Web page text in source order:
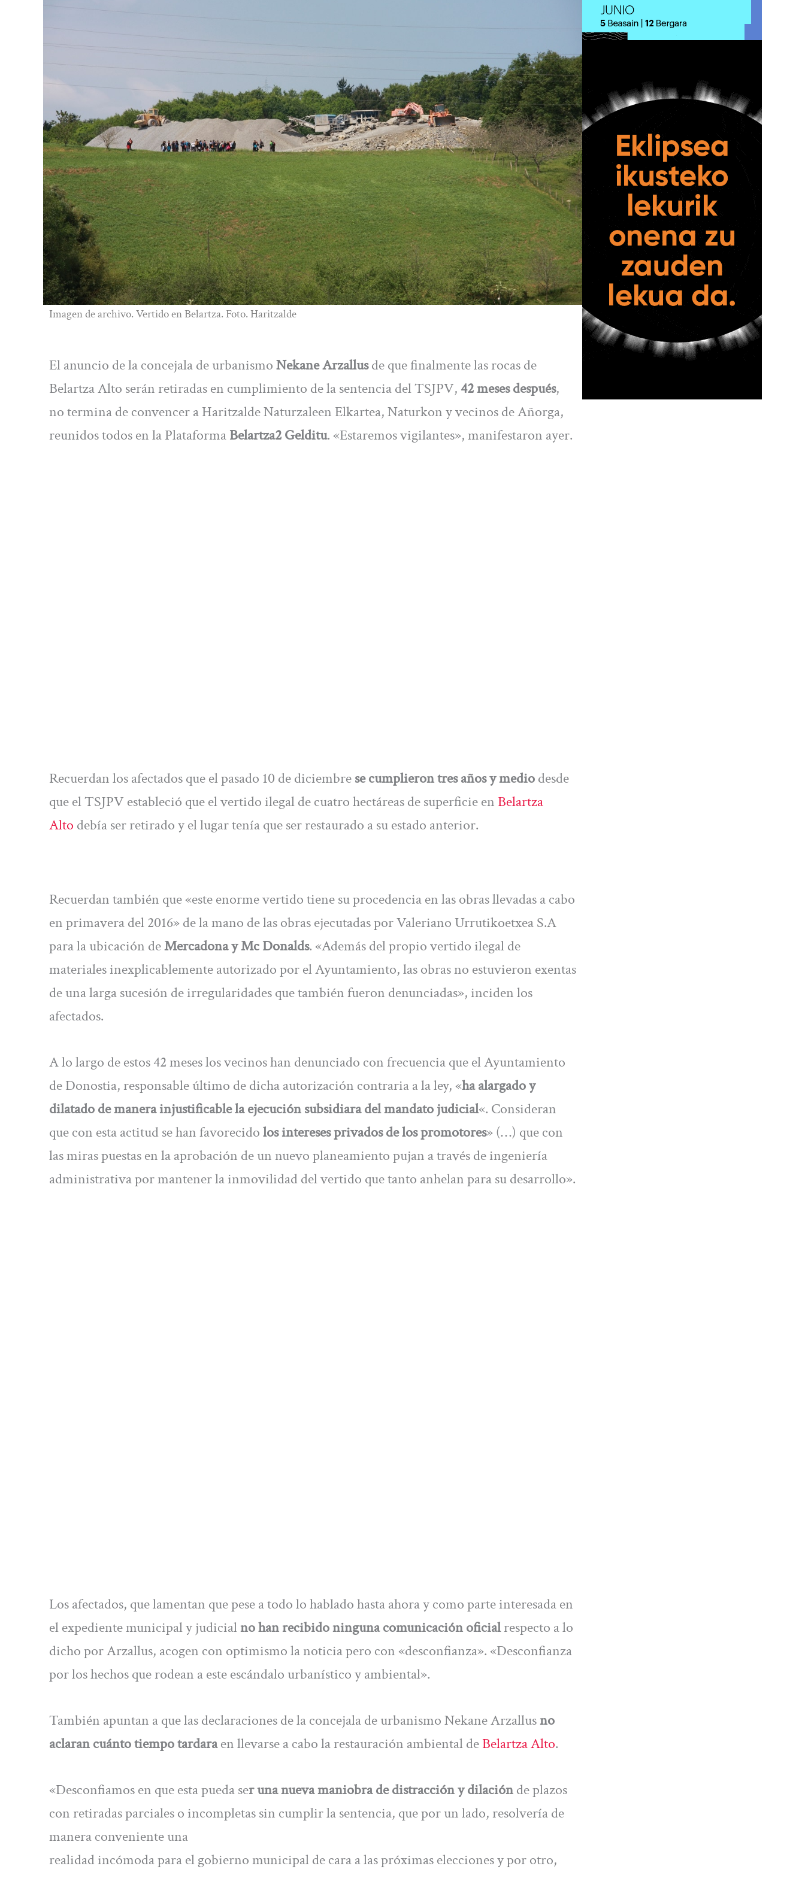
Imagen de archivo. Vertido en Belartza. Foto. Haritzalde
El anuncio de la concejala de urbanismoNekane Arzallusde que finalmente las rocas de
Belartza Alto serán retiradas en cumplimiento de la sentencia del TSJPV, 42 meses después,
no termina de convencer a Haritzalde Naturzaleen Elkartea, Naturkon y vecinos de Añorga,
reunidos todos en la PlataformaBelartza2 Gelditu. «Estaremos vigilantes», manifestaron ayer.
Recuerdan los afectados que el pasado 10 de diciembrese cumplieron tres años y mediodesde
que el TSJPV estableció que el vertido ilegal de cuatro hectáreas de superficie en Belartza
Alto debía ser retirado y el lugar tenía que ser restaurado a su estado anterior.
Recuerdan también que «este enorme vertido tiene su procedencia en las obras llevadas a cabo
en primavera del 2016» de la mano de las obras ejecutadas por Valeriano Urrutikoetxea S.A
para la ubicación deMercadona y Mc Donalds. «Además del propio vertido ilegal de
materiales inexplicablemente autorizado por el Ayuntamiento, las obras no estuvieron exentas
de una larga sucesión de irregularidades que también fueron denunciadas», inciden los
afectados.
A lo largo de estos 42 meses los vecinos han denunciado con frecuencia que el Ayuntamiento
de Donostia, responsable último de dicha autorización contraria a la ley, «ha alargado y
dilatado de manera injustificable la ejecución subsidiara del mandato judicial«. Consideran
que con esta actitud se han favorecidolos intereses privados de los promotores» (…) que con
las miras puestas en la aprobación de un nuevo planeamiento pujan a través de ingeniería
administrativa por mantener la inmovilidad del vertido que tanto anhelan para su desarrollo».
Los afectados, que lamentan que pese a todo lo hablado hasta ahora y como parte interesada en
el expediente municipal y judicialno han recibido ninguna comunicación oficialrespecto a lo
dicho por Arzallus, acogen con optimismo la noticia pero con «desconfianza». «Desconfianza
por los hechos que rodean a este escándalo urbanístico y ambiental».
También apuntan a que las declaraciones de la concejala de urbanismo Nekane Arzallusno
aclaran cuánto tiempo tardaraen llevarse a cabo la restauración ambiental deBelartza Alto.
«Desconfiamos en que esta pueda ser una nueva maniobra de distracción y dilaciónde plazos
con retiradas parciales o incompletas sin cumplir la sentencia, que por un lado, resolvería de
manera conveniente una
realidad incómoda para el gobierno municipal de cara a las próximas elecciones y por otro,